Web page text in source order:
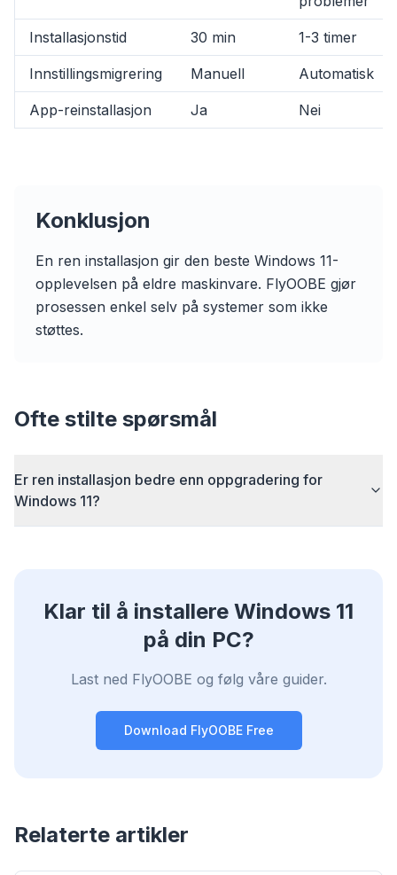
Installasjonstid 30 min 1-3 timer
Innstillingsmigrering Manuell Automatisk
App-reinstallasjon Ja Nei
Konklusjon
En ren installasjon gir den beste Windows 11-
opplevelsen på eldre maskinvare. FlyOOBE gjør
prosessen enkel selv på systemer som ikke
støttes.
Ofte stilte spørsmål
Er ren installasjon bedre enn oppgradering for
Windows 11?
Klar til å installere Windows 11
på din PC?
Last ned FlyOOBE og følg våre guider.
Download FlyOOBE Free
Relaterte artikler
Browser
Block ads & trackers
trackers that slow you down.
Works with any browser
Chrome, Edge, Firefox, Brave, Opera — install